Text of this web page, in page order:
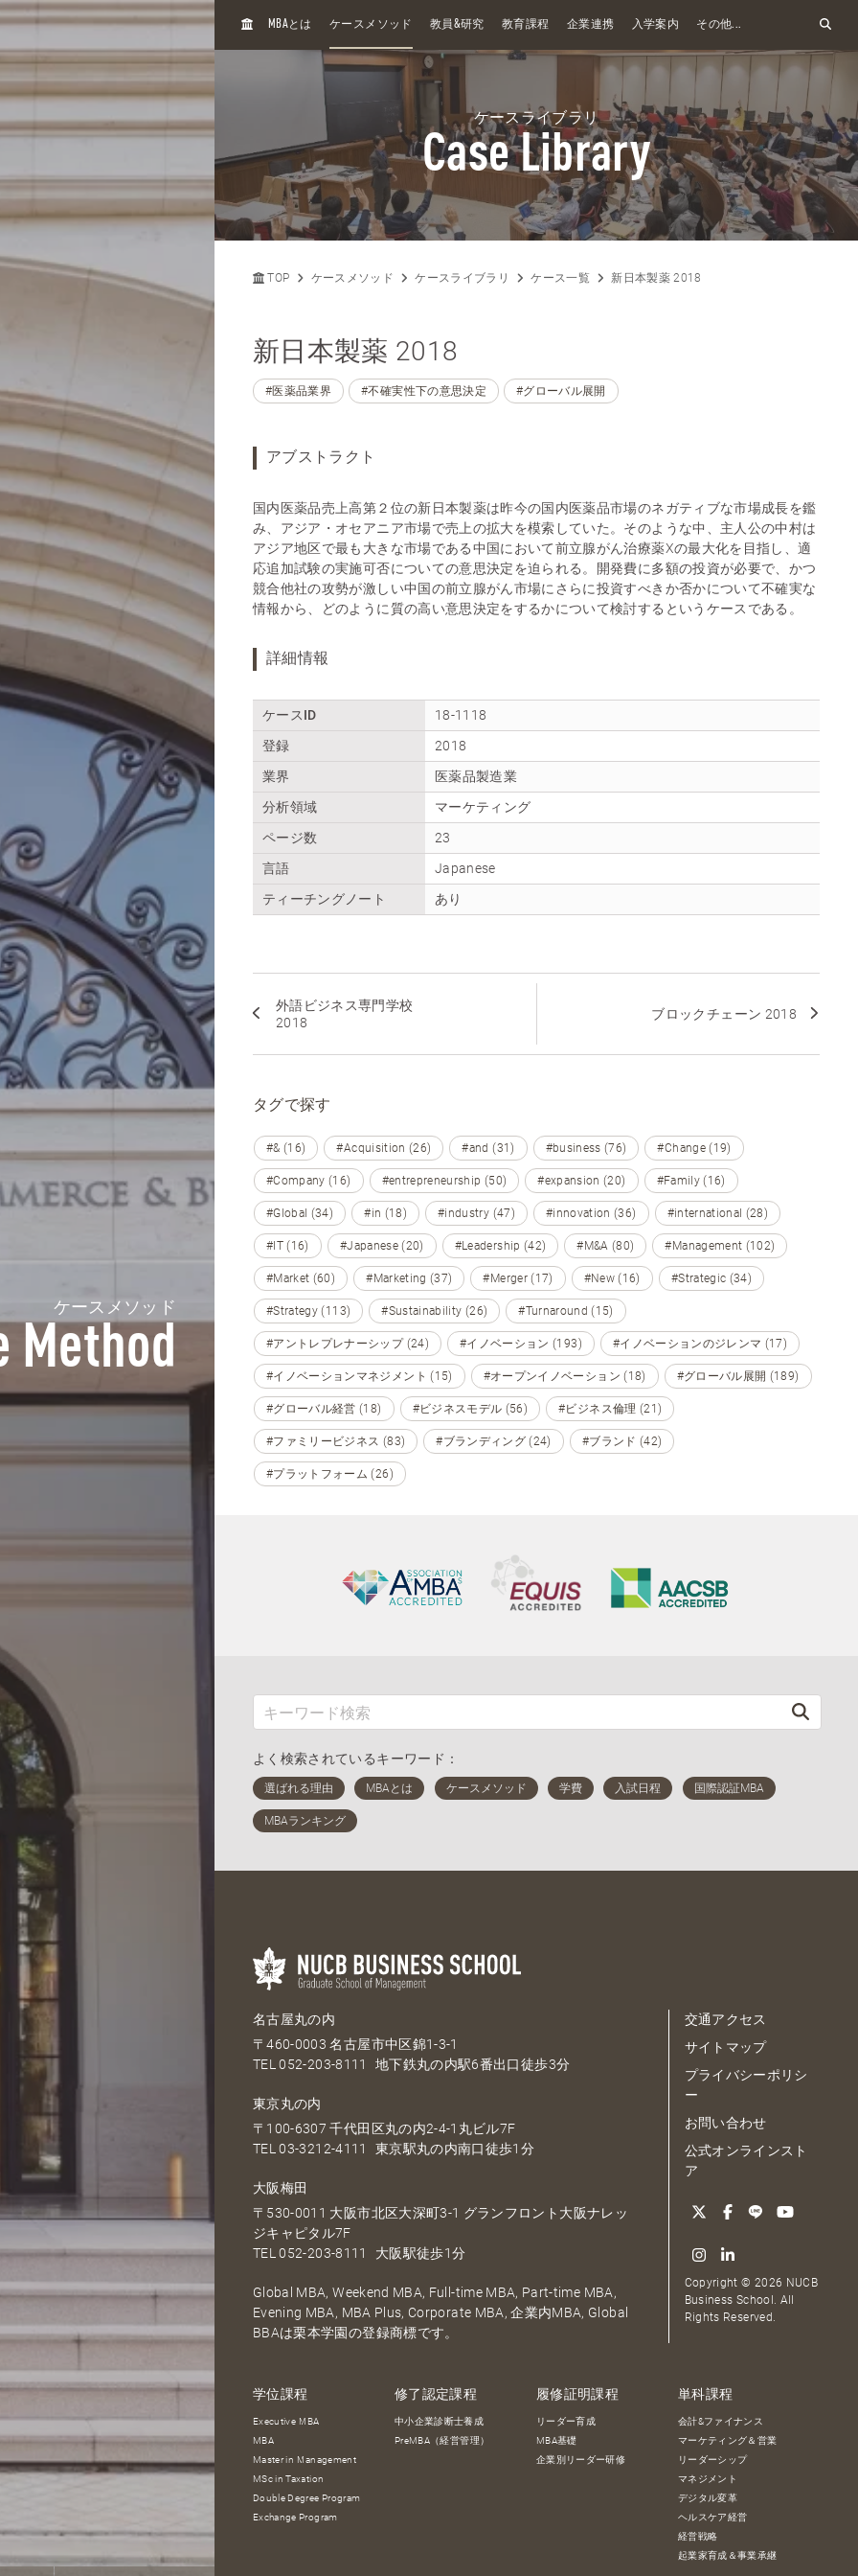
ケースメソッド
Method
H
MBAとは ケースメソッド 教員&研究 教育課程 企業連携 入学案内 その他...
ケースライブラリ
Case Library
TOP ケースメソッド ケースライブラリ ケース一覧 新日本製薬 2018
新日本製薬 2018
#医薬品業界 #不確実性下の意思決定 #グローバル展開
アブストラクト
国内医薬品売上高第２位の新日本製薬は昨今の国内医薬品市場のネガティブな市場成長を鑑
み、アジア・オセアニア市場で売上の拡大を模索していた。そのような中、主人公の中村は
アジア地区で最も大きな市場である中国において前立腺がん治療薬Xの最大化を目指し、適
応追加試験の実施可否についての意思決定を迫られる。開発費に多額の投資が必要で、かつ
競合他社の攻勢が激しい中国の前立腺がん市場にさらに投資すべきか否かについて不確実な
情報から、どのように質の高い意思決定をするかについて検討するというケースである。
詳細情報
ケースID
18-1118
登録
2018
業界
医薬品製造業
分析領域
マーケティング
ページ数
23
言語
Japanese
ティーチングノート
あり
外語ビジネス専門学校
2018
ブロックチェーン 2018
タグで探す
#& (16) #Acquisition (26) #and (31) #business (76) #Change (19)
#Company (16) #entrepreneurship (50) #expansion (20) #Family (16)
#Global (34) #in (18) #industry (47) #innovation (36) #international (28)
#IT (16) #Japanese (20) #Leadership (42) #M&A (80) #Management (102)
#Market (60) #Marketing (37) #Merger (17) #New (16) #Strategic (34)
#Strategy (113) #Sustainability (26) #Turnaround (15)
#アントレプレナーシップ (24) #イノベーション (193) #イノベーションのジレンマ (17)
#イノベーションマネジメント (15) #オープンイノベーション (18) #グローバル展開 (189)
#グローバル経営 (18) #ビジネスモデル (56) #ビジネス倫理 (21)
#ファミリービジネス (83) #ブランディング (24) #ブランド (42)
#プラットフォーム (26)
よく検索されているキーワード：
名古屋丸の内
〒460-0003 名古屋市中区錦1-3-1
TEL052-203-8111 地下鉄丸の内駅6番出口徒歩3分
東京丸の内
〒100-6307 千代田区丸の内2-4-1丸ビル7F
TEL03-3212-4111 東京駅丸の内南口徒歩1分
大阪梅田
〒530-0011 大阪市北区大深町3-1 グランフロント大阪ナレッ
ジキャピタル7F
TEL052-203-8111 大阪駅徒歩1分
Global MBA, Weekend MBA, Full-time MBA, Part-time MBA,
Evening MBA, MBA Plus, Corporate MBA, 企業内MBA, Global
BBAは栗本学園の登録商標です。
交通アクセス
サイトマップ
プライバシーポリシ
ー
お問い合わせ
公式オンラインスト
ア
Copyright © 2026 NUCB
Business School. All
Rights Reserved.
学位課程
Executive MBA
MBA
Master in Management
MSc in Taxation
Double Degree Program
Exchange Program
修了認定課程
中小企業診断士養成
PreMBA（経営管理）
履修証明課程
リーダー育成
MBA基礎
企業別リーダー研修
単科課程
会計&ファイナンス
マーケティング＆営業
リーダーシップ
マネジメント
デジタル変革
ヘルスケア経営
経営戦略
起業家育成＆事業承継